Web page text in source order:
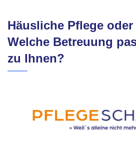
Häusliche Pflege
Welche Betreuung
zu Ihnen?